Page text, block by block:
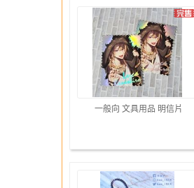
一般向 文具用品 明信片